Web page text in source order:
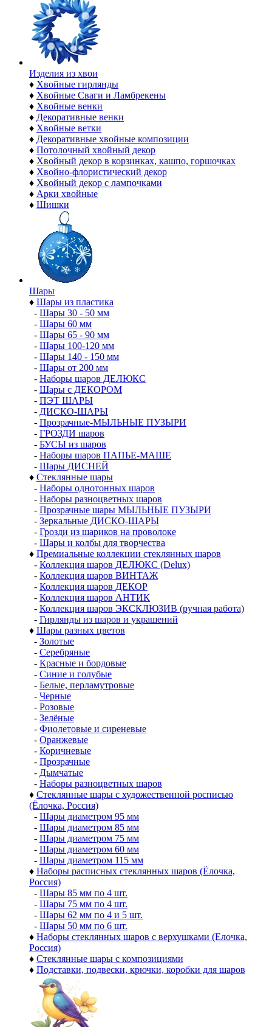
Изделия из хвои
♦ Хвойные гирлянды
♦ Хвойные Сваги и Ламбрекены
♦ Хвойные венки
♦ Декоративные венки
♦ Хвойные ветки
♦ Декоративные хвойные композиции
♦ Потолочный хвойный декор
♦ Хвойный декор в корзинках, кашпо, горшочках
♦ Хвойно-флористический декор
♦ Хвойный декор с лампочками
♦ Арки хвойные
♦ Шишки
Шары
♦ Шары из пластика
- Шары 30 - 50 мм
- Шары 60 мм
- Шары 65 - 90 мм
- Шары 100-120 мм
- Шары 140 - 150 мм
- Шары от 200 мм
- Наборы шаров ДЕЛЮКС
- Шары с ДЕКОРОМ
- ПЭТ ШАРЫ
- ДИСКО-ШАРЫ
- Прозрачные-МЫЛЬНЫЕ ПУЗЫРИ
- ГРОЗДИ шаров
- БУСЫ из шаров
- Наборы шаров ПАПЬЕ-МАШЕ
- Шары ДИСНЕЙ
♦ Стеклянные шары
- Наборы однотонных шаров
- Наборы разноцветных шаров
- Прозрачные шары МЫЛЬНЫЕ ПУЗЫРИ
- Зеркальные ДИСКО-ШАРЫ
- Грозди из шариков на проволоке
- Шары и колбы для творчества
♦ Премиальные коллекции стеклянных шаров
- Коллекция шаров ДЕЛЮКС (Delux)
- Коллекция шаров ВИНТАЖ
- Коллекция шаров ДЕКОР
- Коллекция шаров АНТИК
- Коллекция шаров ЭКСКЛЮЗИВ (ручная работа)
- Гирлянды из шаров и украшений
♦ Шары разных цветов
- Золотые
- Серебряные
- Красные и бордовые
- Синие и голубые
- Белые, перламутровые
- Черные
- Розовые
- Зелёные
- Фиолетовые и сиреневые
- Оранжевые
- Коричневые
- Прозрачные
- Дымчатые
- Наборы разноцветных шаров
♦ Стеклянные шары с художественной росписью
(Ёлочка, Россия)
- Шары диаметром 95 мм
- Шары диаметром 85 мм
- Шары диаметром 75 мм
- Шары диаметром 60 мм
- Шары диаметром 115 мм
♦ Наборы расписных стеклянных шаров (Ёлочка,
Россия)
- Шары 85 мм по 4 шт.
- Шары 75 мм по 4 шт.
- Шары 62 мм по 4 и 5 шт.
- Шары 50 мм по 6 шт.
♦ Наборы стеклянных шаров с верхушками (Елочка,
Россия)
♦ Стеклянные шары с композициями
♦ Подставки, подвески, крючки, коробки для шаров